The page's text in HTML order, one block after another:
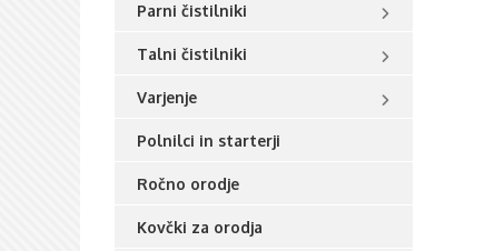
Parni čistilniki
Talni čistilniki
Varjenje
Polnilci in starterji
Ročno orodje
Kovčki za orodja